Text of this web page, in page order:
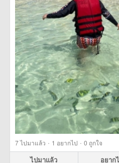
7ไปมาแล้ว · 1 อยากไป · 0 ถูกใจ
ไปมาแล้ว อยาก